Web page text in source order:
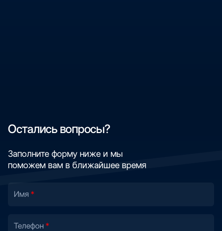
Остались вопросы?
Заполните форму ниже и мы
поможем вам в ближайшее время
Имя
Телефон